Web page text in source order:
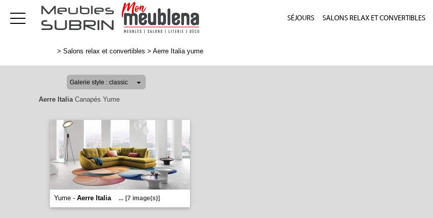
SÉJOURS SALONS RELAX ET CONVERTIBLES
> Salons relax et convertibles > Aerre Italia yume
Aerre ItaliaCanapés Yume
Yume - Aerre Italia ... [7 image(s)]